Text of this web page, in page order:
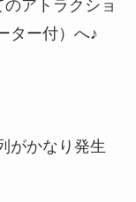
アトラクショ
ター付）へ♪
がかなり発生